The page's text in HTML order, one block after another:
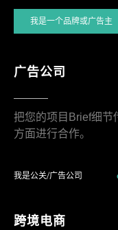
我是一个品牌或广告主
广告公司
把您的项目Brief细节
方面进行合作。
我是公关/广告公司
跨境电商